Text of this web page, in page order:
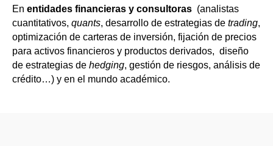
En entidades financieras y consultoras (analistas
cuantitativos, quants, desarrollo de estrategias de trading,
optimización de carteras de inversión, fijación de precios
para activos financieros y productos derivados, diseño
de estrategias de hedging, gestión de riesgos, análisis de
crédito…) y en el mundo académico.